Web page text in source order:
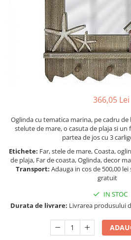
Barci, vapoare, ambarcatiuni
Decoratiuni care se agata
366,05 Lei
Oglinda cu tematica marina, pe cadru
stelute de mare, o casuta de plaja si un
partea de jos cu 3
Etichete: Far, stele de mare, Coasta,
de plaja, Far de coasta, Oglinda, decor
Transport: Adauga in cos de 500,00
gratuit
IN STOC
Durata de livrare: Livrarea produsului